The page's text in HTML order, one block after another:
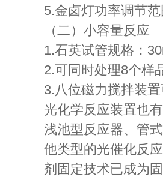
5.金卤灯功率调节
（二）小容量反应
1.石英试管规格：
2.可同时处理8个样
3.八位磁力搅拌装
光化学反应装置也
浅池型反应器、管
他类型的光催化反
剂固定技术已成为